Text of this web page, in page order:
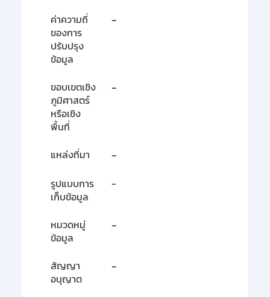
ค่าความถี่
ของการ
ปรับปรุง
ข้อมูล
-
ขอบเขตเชิง
ภูมิศาสตร์
หรือเชิง
พื้นที่
-
แหล่งที่มา -
รูปแบบการ
เก็บข้อมูล
-
หมวดหมู่
ข้อมูล
-
สัญญา
อนุญาต
-